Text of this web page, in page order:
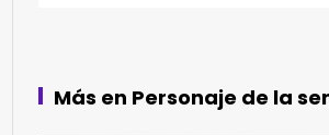
Más en Personaje de la